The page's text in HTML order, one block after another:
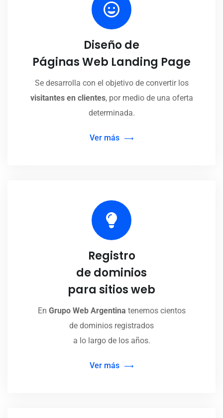
Diseño de
Páginas Web Landing Page
Se desarrolla con el objetivo de convertir los
visitantes en clientes, por medio de una oferta
determinada.
Ver más
Registro
de dominios
para sitios web
En Grupo Web Argentina tenemos cientos
de dominios registrados
a lo largo de los años.
Ver más